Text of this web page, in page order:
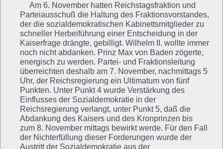
Am 6. November hatten Reichstagsfraktion und
Parteiausschuß die Haltung des Fraktionsvorstandes,
der die sozialdemokratischen Kabinettsmitglieder zu
schneller Herbeiführung einer Entscheidung in der
Kaiserfrage drängte, gebilligt. Wilhelm II. wollte immer
noch nicht abdanken. Prinz Max von Baden zögerte,
energisch zu werden. Partei- und Fraktionsleitung
überreichten deshalb am 7. November, nachmittags 5
Uhr, der Reichsregierung ein Ultimatum von fünf
Punkten. Unter Punkt 4 wurde Verstärkung des
Einflusses der Sozialdemokratie in der
Reichsregierung verlangt, unter Punkt 5, daß die
Abdankung des Kaisers und des Kronprinzen bis
zum 8. November mittags bewirkt werde. Für den Fall
der Nichterfüllung dieser Forderungen wurde der
Austritt der Sozialdemokratie aus der